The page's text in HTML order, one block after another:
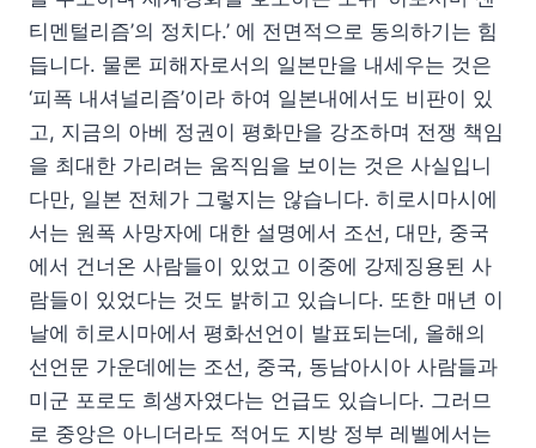
티멘털리즘’의 정치다.’ 에 전면적으로 동의하기는 힘
듭니다. 물론 피해자로서의 일본만을 내세우는 것은
‘피폭 내셔널리즘’이라 하여 일본내에서도 비판이 있
고, 지금의 아베 정권이 평화만을 강조하며 전쟁 책임
을 최대한 가리려는 움직임을 보이는 것은 사실입니
다만, 일본 전체가 그렇지는 않습니다. 히로시마시에
서는 원폭 사망자에 대한 설명에서 조선, 대만, 중국
에서 건너온 사람들이 있었고 이중에 강제징용된 사
람들이 있었다는 것도 밝히고 있습니다. 또한 매년 이
날에 히로시마에서 평화선언이 발표되는데, 올해의
선언문 가운데에는 조선, 중국, 동남아시아 사람들과
미군 포로도 희생자였다는 언급도 있습니다. 그러므
로 중앙은 아니더라도 적어도 지방 정부 레벨에서는